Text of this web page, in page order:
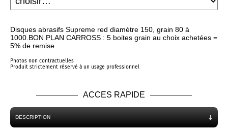
Disques abrasifs Supreme red diamètre 150, grain 80 à
1000.BON PLAN CARROSS : 5 boites grain au choix achetées =
5% de remise
Photos non contractuelles
Produit strictement réservé à un usage professionnel
ACCES RAPIDE
DESCRIPTION